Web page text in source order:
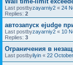
Last postbyzayarniy2 « 24
Replies: 2
автозапуск ejudge
Last postbyzayarniy2 « 10
Replies: 3
Ограничения в
Last postbyilyin « 22